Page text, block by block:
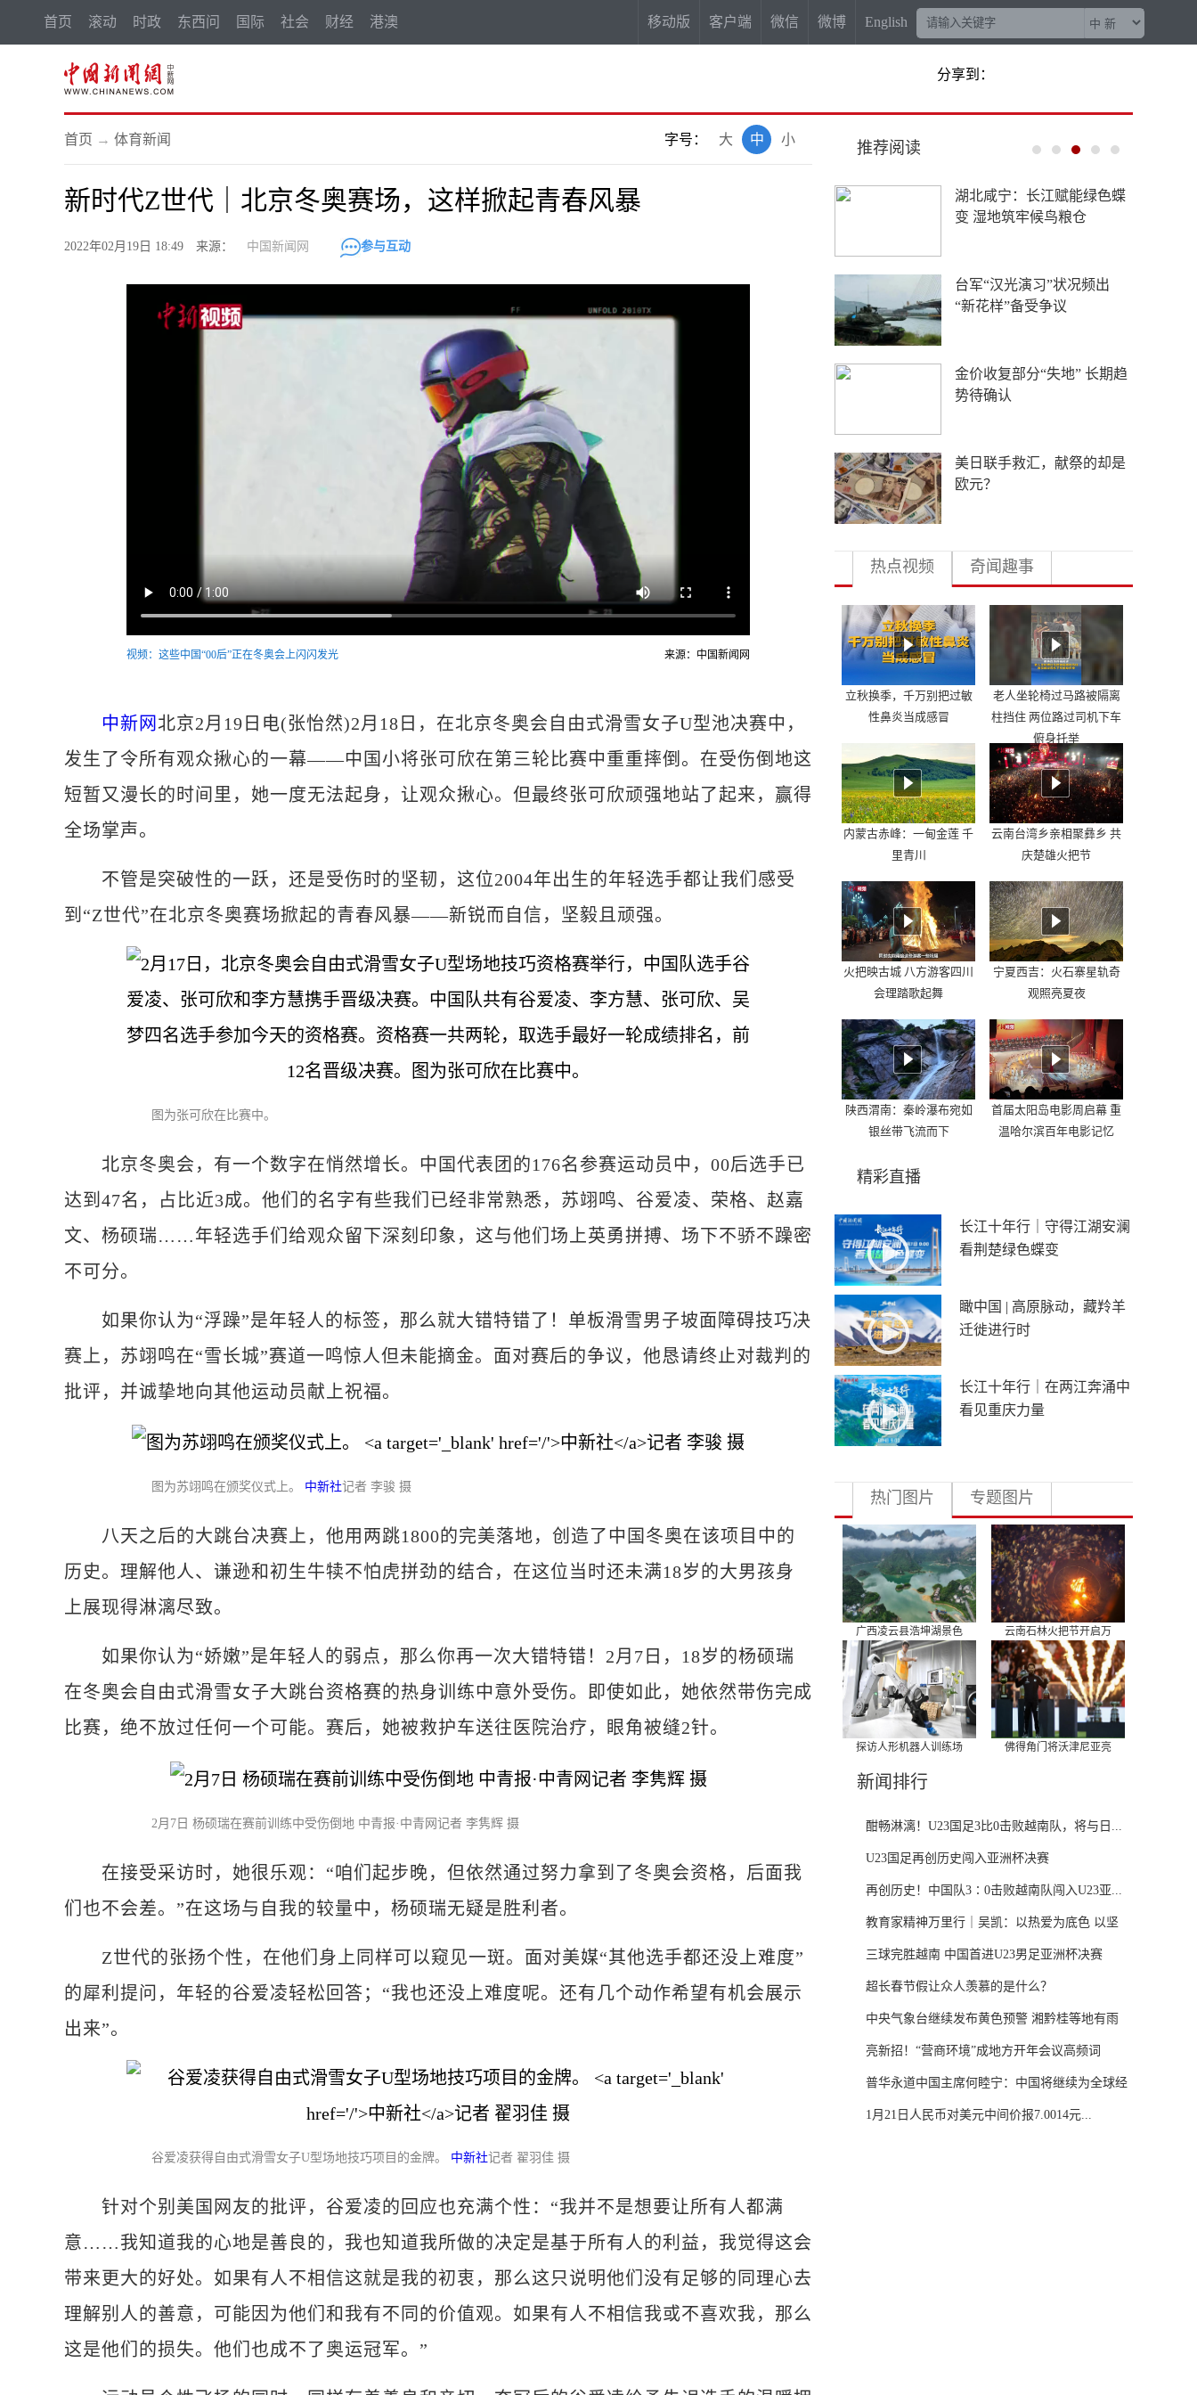
首页 滚动 时政 东西问 国际 社会 财经 港澳 移动版 客户端 微信 微博 English
分享到：
首页 → 体育新闻 字号： 小
中
大
新时代Z世代｜北京冬奥赛场，这样掀起青春风暴
2022年02月19日 18:49 来源： 中国新闻网 参与互动
视频：这些中国“00后”正在冬奥会上闪闪发光 来源：中国新闻网
中新网 北京2月19日电(张怡然)2月18日，在北京冬奥会自由式滑雪女子U型池决赛中，
发生了令所有观众揪心的一幕——中国小将张可欣在第三轮比赛中重重摔倒。在受伤倒地这
短暂又漫长的时间里，她一度无法起身，让观众揪心。但最终张可欣顽强地站了起来，赢得
全场掌声。
不管是突破性的一跃，还是受伤时的坚韧，这位2004年出生的年轻选手都让我们感受
到“Z世代”在北京冬奥赛场掀起的青春风暴——新锐而自信，坚毅且顽强。
图为张可欣在比赛中。
北京冬奥会，有一个数字在悄然增长。中国代表团的176名参赛运动员中，00后选手已
达到47名，占比近3成。他们的名字有些我们已经非常熟悉，苏翊鸣、谷爱凌、荣格、赵嘉
文、杨硕瑞……年轻选手们给观众留下深刻印象，这与他们场上英勇拼搏、场下不骄不躁密
不可分。
如果你认为“浮躁”是年轻人的标签，那么就大错特错了！单板滑雪男子坡面障碍技巧决
赛上，苏翊鸣在“雪长城”赛道一鸣惊人但未能摘金。面对赛后的争议，他恳请终止对裁判的
批评，并诚挚地向其他运动员献上祝福。
图为苏翊鸣在颁奖仪式上。 中新社记者 李骏 摄
八天之后的大跳台决赛上，他用两跳1800的完美落地，创造了中国冬奥在该项目中的
历史。理解他人、谦逊和初生牛犊不怕虎拼劲的结合，在这位当时还未满18岁的大男孩身
上展现得淋漓尽致。
如果你认为“娇嫩”是年轻人的弱点，那么你再一次大错特错！2月7日，18岁的杨硕瑞
在冬奥会自由式滑雪女子大跳台资格赛的热身训练中意外受伤。即使如此，她依然带伤完成
比赛，绝不放过任何一个可能。赛后，她被救护车送往医院治疗，眼角被缝2针。
2月7日 杨硕瑞在赛前训练中受伤倒地 中青报·中青网记者 李隽辉 摄
在接受采访时，她很乐观：“咱们起步晚，但依然通过努力拿到了冬奥会资格，后面我
们也不会差。”在这场与自我的较量中，杨硕瑞无疑是胜利者。
Z世代的张扬个性，在他们身上同样可以窥见一斑。面对美媒“其他选手都还没上难度”
的犀利提问，年轻的谷爱凌轻松回答；“我也还没上难度呢。还有几个动作希望有机会展示
出来”。
谷爱凌获得自由式滑雪女子U型场地技巧项目的金牌。 中新社记者 翟羽佳 摄
针对个别美国网友的批评，谷爱凌的回应也充满个性：“我并不是想要让所有人都满
意……我知道我的心地是善良的，我也知道我所做的决定是基于所有人的利益，我觉得这会
带来更大的好处。如果有人不相信这就是我的初衷，那么这只说明他们没有足够的同理心去
理解别人的善意，可能因为他们和我有不同的价值观。如果有人不相信我或不喜欢我，那么
这是他们的损失。他们也成不了奥运冠军。”
推荐阅读
湖北咸宁：长江赋能绿色蝶
变 湿地筑牢候鸟粮仓
台军“汉光演习”状况频出
“新花样”备受争议
金价收复部分“失地” 长期趋
势待确认
美日联手救汇，献祭的却是
欧元？
热点视频 奇闻趣事
立秋换季，千万别把过敏
性鼻炎当成感冒
老人坐轮椅过马路被隔离
柱挡住 两位路过司机下车
俯身托举
内蒙古赤峰：一甸金莲 千
里青川
云南台湾乡亲相聚彝乡 共
庆楚雄火把节
火把映古城 八方游客四川
会理踏歌起舞
宁夏西吉：火石寨星轨奇
观照亮夏夜
陕西渭南：秦岭瀑布宛如
银丝带飞流而下
首届太阳岛电影周启幕 重
温哈尔滨百年电影记忆
精彩直播
长江十年行｜守得江湖安澜
看荆楚绿色蝶变
瞰中国 | 高原脉动，藏羚羊
迁徙进行时
长江十年行｜在两江奔涌中
看见重庆力量
热门图片 专题图片
广西凌云县浩坤湖景色 云南石林火把节开启万
探访人形机器人训练场 佛得角门将沃津尼亚亮
新闻排行
酣畅淋漓！U23国足3比0击败越南队，将与日...
U23国足再创历史闯入亚洲杯决赛
再创历史！中国队3∶0击败越南队闯入U23亚...
教育家精神万里行｜吴凯：以热爱为底色 以坚
守...
三球完胜越南 中国首进U23男足亚洲杯决赛
超长春节假让众人羡慕的是什么？
中央气象台继续发布黄色预警 湘黔桂等地有雨
雪...
亮新招！“营商环境”成地方开年会议高频词
普华永道中国主席何睦宁：中国将继续为全球经
济...
1月21日人民币对美元中间价报7.0014元...